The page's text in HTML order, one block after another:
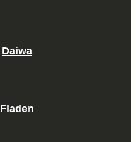
Daiwa
Fladen